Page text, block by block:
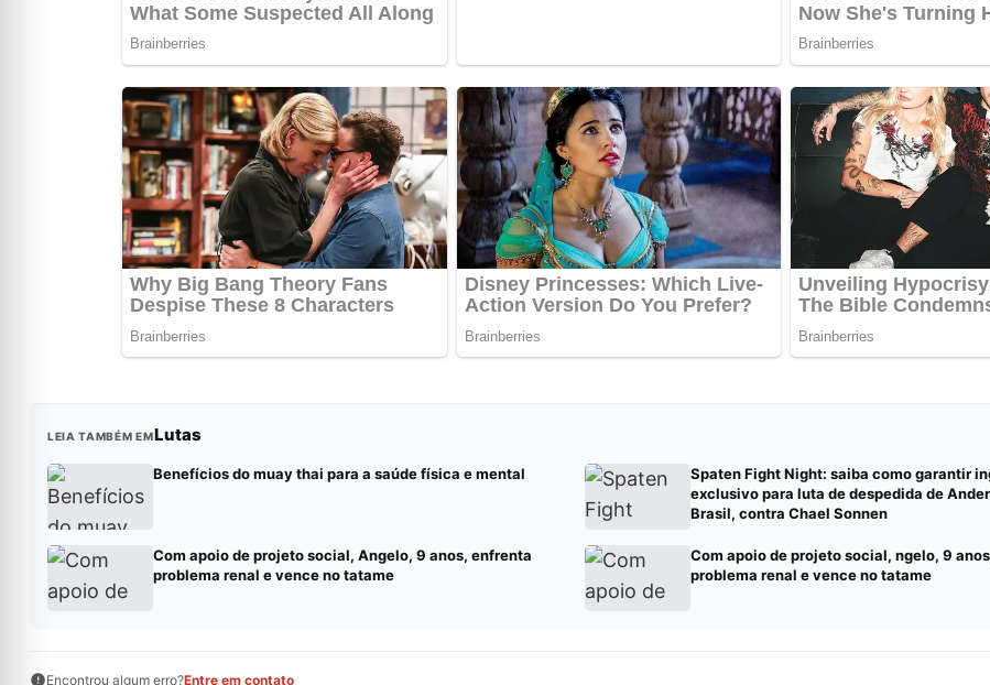
LEIA TAMBÉM EMLutas
Benefícios do muay thai para a saúde física e mental
Spaten Fight Night: saiba como garantir
exclusivo para luta de despedida de
Brasil, contra Chael Sonnen
Com apoio de projeto social, Angelo, 9 anos, enfrenta
problema renal e vence no tatame
Com apoio de projeto social, ngelo, 9
problema renal e vence no tatame
Encontrou algum erro?Entre em contato